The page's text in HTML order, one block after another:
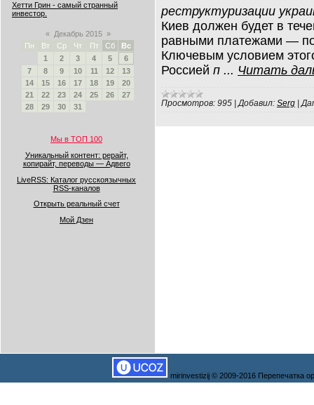
Хетти Грин - самый странный
инвестор.
« Декабрь 2015 »
Пн
Вт Ср Чт Пт Сб
Вс
1
2 3 4 5
6
7
8 9 10 11 12
13
14
15 16 17 18 19
20
21
22 23 24 25 26
27
28
29 30 31
Мы в ТОП 100
Уникальный контент: рерайт,
копирайт, переводы — Адвего
LiveRSS: Каталог русскоязычных
RSS-каналов
Открыть реальный счет
Мой Дзен
реструктуризации
Киев должен будет в
равными платежами —
Ключевым условием
Россией п ... Читать
Просмотров: 995 | Добавил: Serg |
mirinvestizij © 2009-2016 Перепечатка